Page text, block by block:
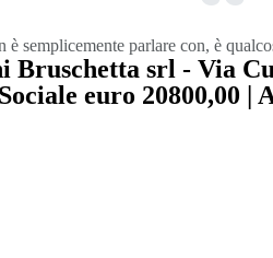
semplicemente parlare con, è
srl - Via
euro 20800,00